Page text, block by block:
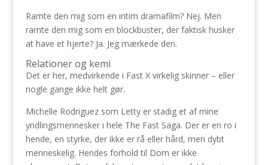
Ramte den mig som en intim dramafilm? Nej. Men
ramte den mig som en blockbuster, der faktisk husker
at have et hjerte? Ja. Jeg mærkede den.
Relationer og kemi
Det er her, medvirkende i Fast X virkelig skinner – eller
nogle gange ikke helt gør.
Michelle Rodriguez som Letty er stadig et af mine
yndlingsmennesker i hele The Fast Saga. Der er en ro i
hende, en styrke, der ikke er rå eller hård, men dybt
menneskelig. Hendes forhold til Dom er ikke